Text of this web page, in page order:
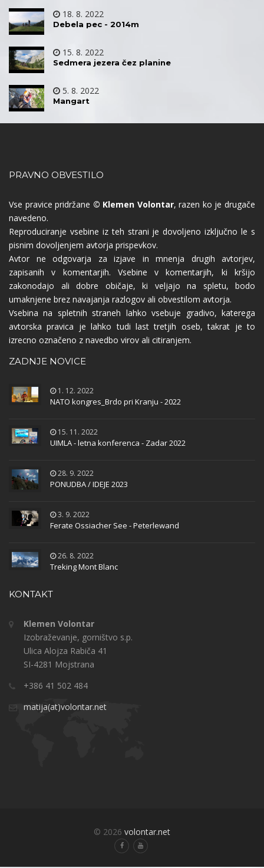
18. 8. 2022
Debela pec - 2014m
15. 8. 2022
Sedmera jezera čez planine
5. 8. 2022
Mangart
PRAVNO OBVESTILO
Vse pravice pridržane © Klemen Volontar, razen ko je drugače
navedeno.
Reproduciranje vsebine iz teh strani je dovoljeno izključno le s
pisnim dovoljenjem avtorja prispevkov.
Avtor ne odgovarja za izjave in mnenja drugih avtorjev,
zapisanih v komentarjih. Vsebine v komentarjih, ki kršijo
zakonodajo ali dobre običaje, ki veljajo na spletu, bodo
umaknjene brez navajanja razlogov ali obvestilom avtorja.
Vsebina na spletnih straneh lahko vsebuje gradivo, katerega
avtorska pravica je lahko tudi last tretjih oseb, takrat je to
izrecno označeno z navedbo virov ali citiranjem.
ZADNJE NOVICE
1. 12. 2022
NATO kongres_Brdo pri Kranju - 2022
15. 11. 2022
UIMLA - letna konferenca - Zadar 2022
28. 9. 2022
PONUDBA / IDEJE 2023
3. 9. 2022
Ferate Ossiacher See - Peterlewand
26. 8. 2022
Treking Mont Blanc
KONTAKT
Klemen Volontar
Izobraževanje, gorništvo s.p.
Ulica Alojza Rabiča 41
SI-4281 Mojstrana
+386 41 502 484
matija(at)volontar.net
© 2026 volontar.net